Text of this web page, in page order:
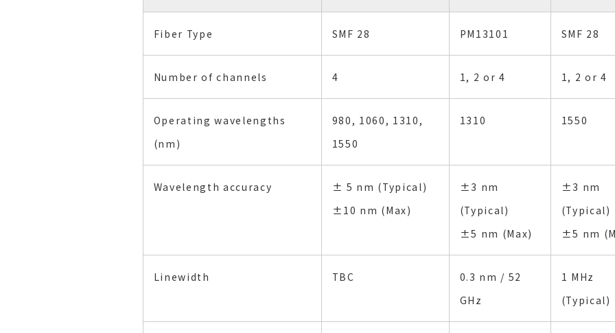
Fiber Type SMF 28 PM13101 SMF 28
Number of channels 4 1, 2 or 4 1, 2 or 4
Operating wavelengths
(nm)
980, 1060, 1310,
1550
1310 1550
Wavelength accuracy
± 5 nm (Typical)
±10 nm (Max)
±3 nm
(Typical)
±5 nm (Max)
±3 nm
(Typical)
±5 nm
Linewidth TBC
0.3 nm / 52
GHz
1 MHz
(Typical)